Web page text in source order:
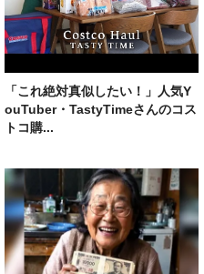
「これ絶対真似したい！」人気Y
ouTuber・TastyTimeさんのコス
トコ購...